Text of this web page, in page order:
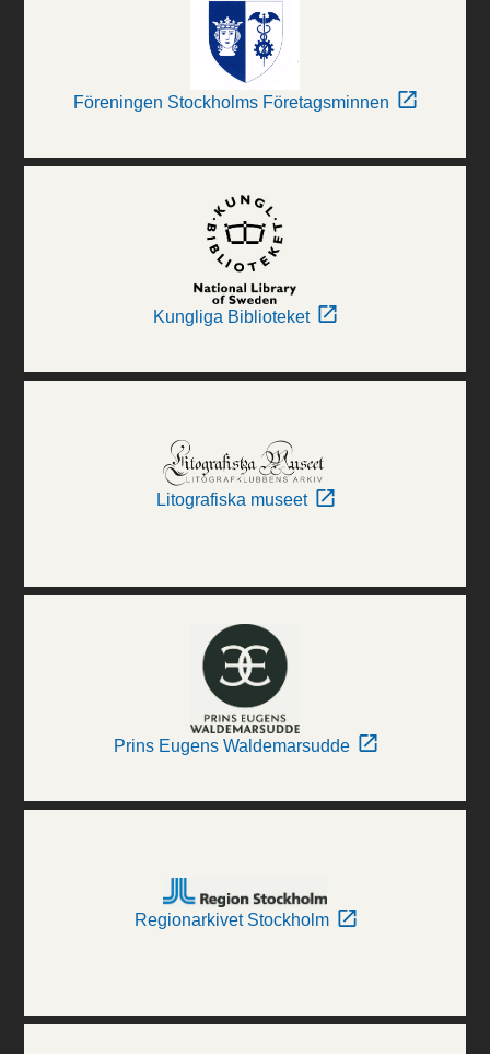
Föreningen Stockholms Företagsminnen
Kungliga Biblioteket
Litografiska museet
Prins Eugens Waldemarsudde
Regionarkivet Stockholm